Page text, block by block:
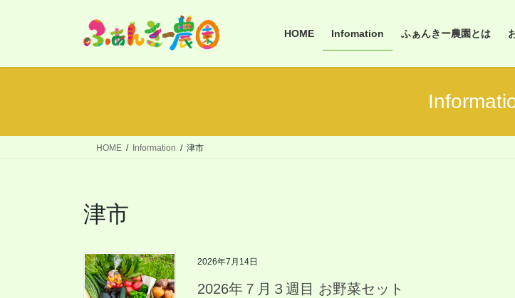
HOME Infomation ふぁんきー農園とは
HOME Information 津市
津市
2026年7月14日
2026年７月３週目 お野菜セット